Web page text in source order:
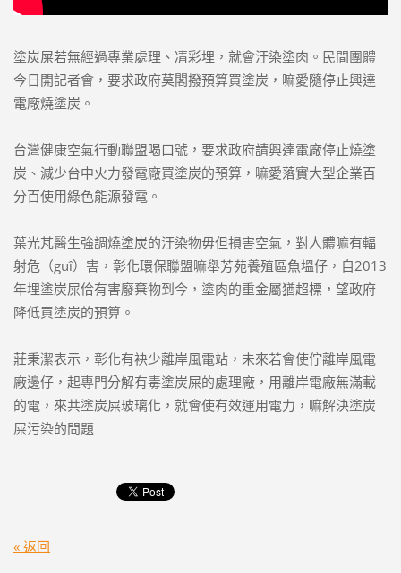
塗炭屎若無經過專業處理、凊彩埋，就會汙染塗肉。民間團體
今日開記者會，要求政府莫閣撥預算買塗炭，嘛愛隨停止興達
電廠燒塗炭。
台灣健康空氣行動聯盟喝口號，要求政府請興達電廠停止燒塗
炭、減少台中火力發電廠買塗炭的預算，嘛愛落實大型企業百
分百使用綠色能源發電。
葉光芃醫生強調燒塗炭的汙染物毋但損害空氣，對人體嘛有輻
射危（guî）害，彰化環保聯盟嘛舉芳苑養殖區魚塭仔，自2013
年埋塗炭屎佮有害廢棄物到今，塗肉的重金屬猶超標，望政府
降低買塗炭的預算。
莊秉潔表示，彰化有袂少離岸風電站，未來若會使佇離岸風電
廠邊仔，起專門分解有毒塗炭屎的處理廠，用離岸電廠無滿載
的電，來共塗炭屎玻璃化，就會使有效運用電力，嘛解決塗炭
屎污染的問題
« 返回